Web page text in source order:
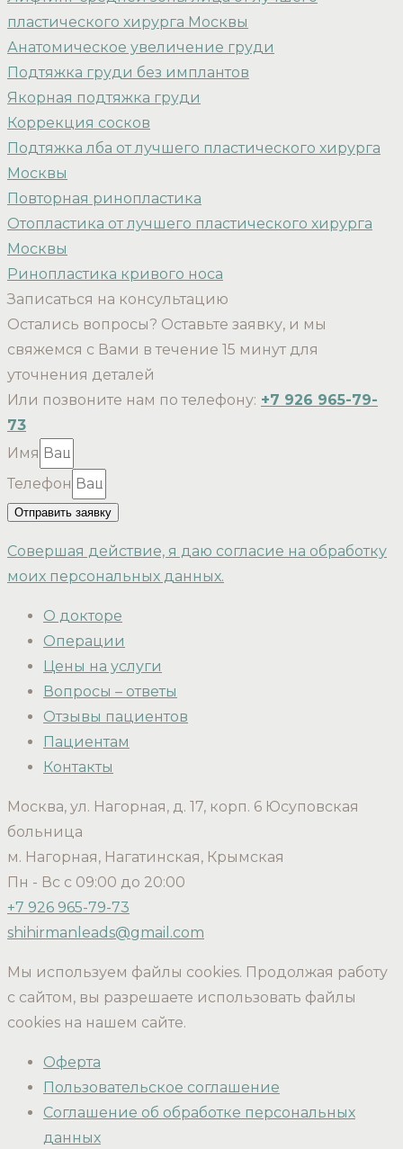
пластического хирурга Москвы
Анатомическое увеличение груди
Подтяжка груди без имплантов
Якорная подтяжка груди
Коррекция сосков
Подтяжка лба от лучшего пластического хирурга
Москвы
Повторная ринопластика
Отопластика от лучшего пластического хирурга
Москвы
Ринопластика кривого носа
Записаться на консультацию
Остались вопросы? Оставьте заявку, и мы
свяжемся с Вами в течение 15 минут для
уточнения деталей
Или позвоните нам по телефону: +7 926 965-79-
73
Имя
Телефон
Отправить заявку
Совершая действие, я даю согласие на обработку
моих персональных данных.
О докторе
Операции
Цены на услуги
Вопросы – ответы
Отзывы пациентов
Пациентам
Контакты
Москва, ул. Нагорная, д. 17, корп. 6 Юсуповская
больница
м. Нагорная, Нагатинская, Крымская
Пн - Вс с 09:00 до 20:00
+7 926 965-79-73
shihirmanleads@gmail.com
Мы используем файлы cookies. Продолжая работу
с сайтом, вы разрешаете использовать файлы
cookies на нашем сайте.
Оферта
Пользовательское соглашение
Соглашение об обработке персональных
данных